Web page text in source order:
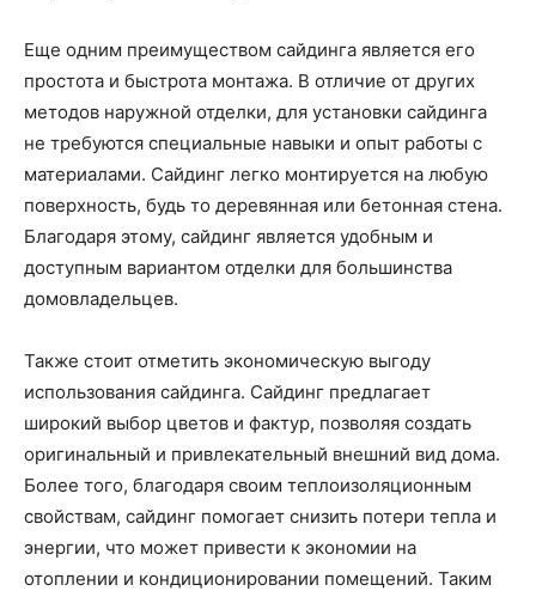
Еще одним преимуществом сайдинга является его
простота и быстрота монтажа. В отличие от других
методов наружной отделки, для установки сайдинга
не требуются специальные навыки и опыт работы с
материалами. Сайдинг легко монтируется на любую
поверхность, будь то деревянная или бетонная стена.
Благодаря этому, сайдинг является удобным и
доступным вариантом отделки для большинства
домовладельцев.
Также стоит отметить экономическую выгоду
использования сайдинга. Сайдинг предлагает
широкий выбор цветов и фактур, позволяя создать
оригинальный и привлекательный внешний вид дома.
Более того, благодаря своим теплоизоляционным
свойствам, сайдинг помогает снизить потери тепла и
энергии, что может привести к экономии на
отоплении и кондиционировании помещений. Таким